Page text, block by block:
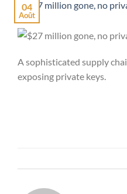
04
Août
A sophisticated supply
exposing private keys.